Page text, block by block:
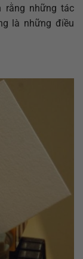
rằng những tác
là những điều